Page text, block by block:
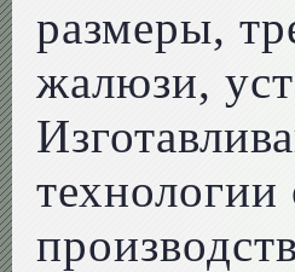
размеры,
жалюзи,